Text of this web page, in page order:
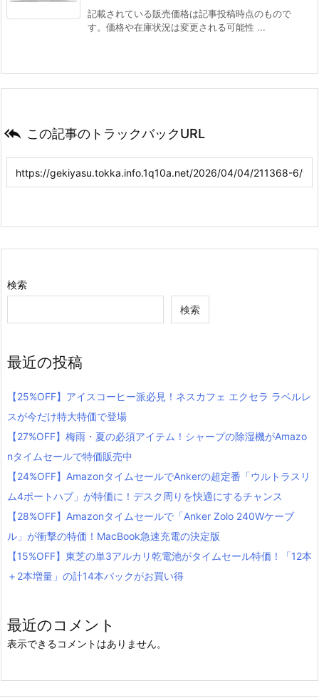
記載されている販売価格は記事投稿時点のもので
す。価格や在庫状況は変更される可能性 ...
 この記事のトラックバックURL
検索
検索
最近の投稿
【25%OFF】アイスコーヒー派必見！ネスカフェ エクセラ ラベルレ
スが今だけ特大特価で登場
【27%OFF】梅雨・夏の必須アイテム！シャープの除湿機がAmazo
nタイムセールで特価販売中
【24%OFF】AmazonタイムセールでAnkerの超定番「ウルトラスリ
ム4ポートハブ」が特価に！デスク周りを快適にするチャンス
【28%OFF】Amazonタイムセールで「Anker Zolo 240Wケーブ
ル」が衝撃の特価！MacBook急速充電の決定版
【15%OFF】東芝の単3アルカリ乾電池がタイムセール特価！「12本
＋2本増量」の計14本パックがお買い得
最近のコメント
表示できるコメントはありません。